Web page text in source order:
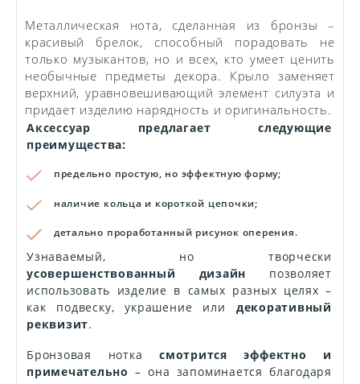
Металлическая нота, сделанная из бронзы –
красивый брелок, способный порадовать не
только музыкантов, но и всех, кто умеет ценить
необычные предметы декора. Крыло заменяет
верхний, уравновешивающий элемент силуэта и
придает изделию нарядность и оригинальность.
Аксессуар предлагает следующие
преимущества:
предельно простую, но эффектную форму;
наличие кольца и короткой цепочки;
детально проработанный рисунок оперения.
Узнаваемый, но творчески
усовершенствованный дизайн позволяет
использовать изделие в самых разных целях –
как подвеску, украшение или декоративный
реквизит.
Бронзовая нотка смотрится эффектно и
примечательно – она запоминается благодаря